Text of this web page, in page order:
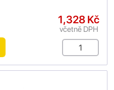
1,328 Kč
včetně DPH